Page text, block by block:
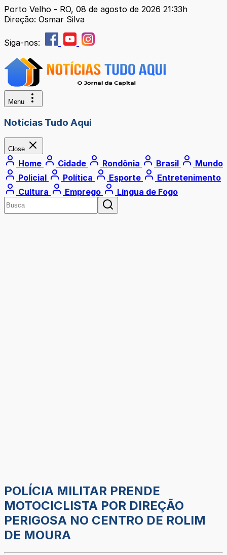
Porto Velho - RO, 08 de agosto de 2026 21:33h
Direção: Osmar Silva
Siga-nos:
Menu
Notícias Tudo Aqui
Close
Home Cidade Rondônia Brasil
Mundo
Policial
Política Esporte
Entretenimento
Cultura
Emprego Língua de Fogo
POLÍCIA MILITAR PRENDE
MOTOCICLISTA POR DIREÇÃO
PERIGOSA NO CENTRO DE ROLIM
DE MOURA